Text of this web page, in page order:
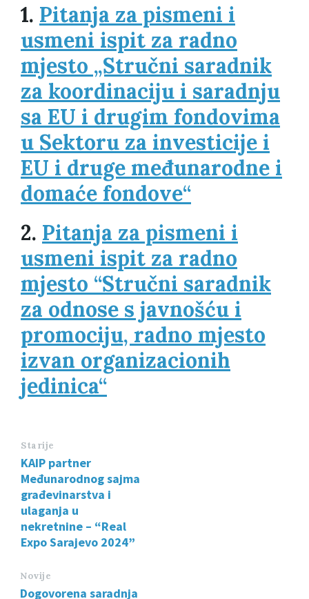
1. Pitanja za pismeni i
usmeni ispit za radno
mjesto „Stručni saradnik
za koordinaciju i saradnju
sa EU i drugim fondovima
u Sektoru za investicije i
EU i druge međunarodne i
domaće fondove“
2. Pitanja za pismeni i
usmeni ispit za radno
mjesto “Stručni saradnik
za odnose s javnošću i
promociju, radno mjesto
izvan organizacionih
jedinica“
Starije
KAIP partner
Međunarodnog sajma
građevinarstva i
ulaganja u
nekretnine – “Real
Expo Sarajevo 2024”
Novije
Dogovorena saradnja